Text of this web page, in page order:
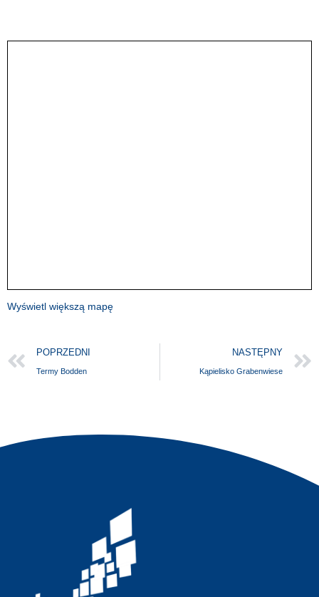
Wyświetl większą mapę
POPRZEDNI
Termy Bodden
NASTĘPNY
Kąpielisko Grabenwiese